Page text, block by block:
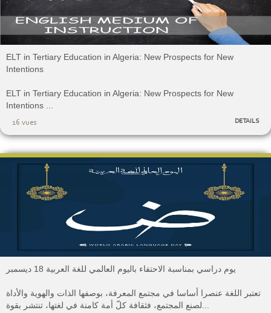
ELT in Tertiary Education in Algeria: New Prospects for New
Intentions
ELT in Tertiary Education in Algeria: New Prospects for New
Intentions ...
16 vues DETAILS
يوم دراسي بمناسبة الاحتفاء باليوم العالمي للغة العربية 18 ديسمبر
تعتبر اللغة عنصرا أساسا في مجتمع المعرفة، بوصفها الذات والهوية والأداة